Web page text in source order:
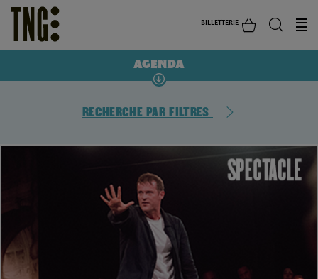
BILLETTERIE
AGENDA
RECHERCHE PAR FILTRES